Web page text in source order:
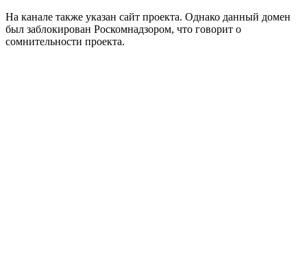
На канале также указан сайт проекта. Однако данный домен
был заблокирован Роскомнадзором, что говорит о
сомнительности проекта.